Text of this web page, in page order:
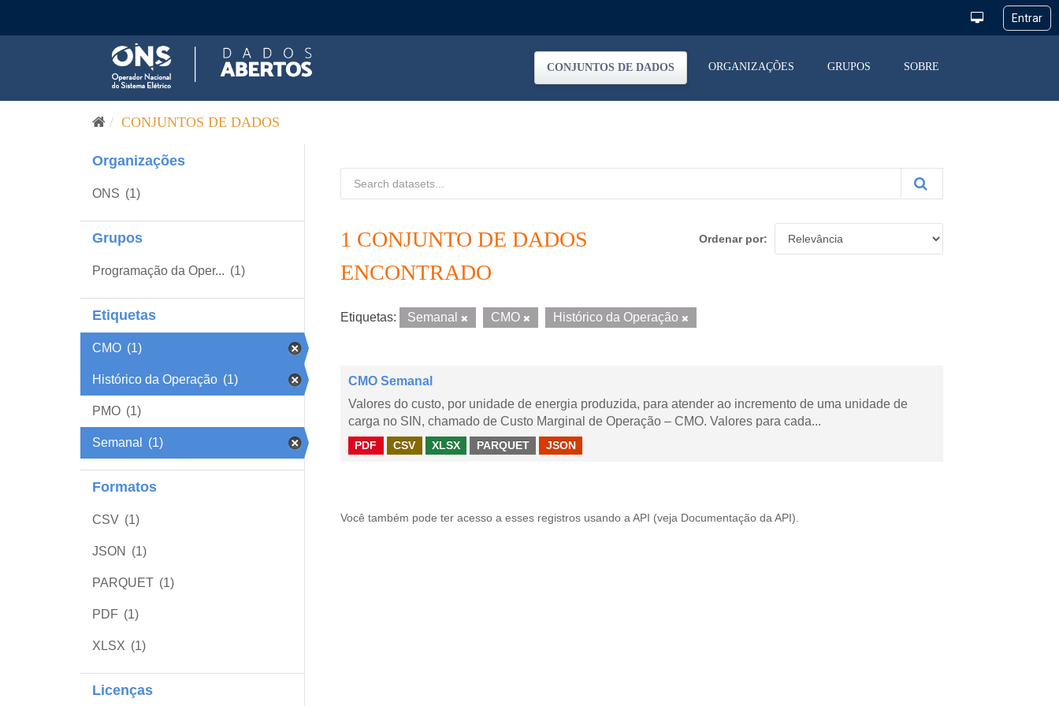
CONJUNTOS DE DADOS ORGANIZAÇÕES GRUPOS SOBRE
CONJUNTOS DE DADOS
Organizações
ONS (1)
Grupos
Programação da Oper... (1)
Etiquetas
CMO (1)
Histórico da Operação (1)
PMO (1)
Semanal (1)
Formatos
CSV (1)
JSON (1)
PARQUET (1)
PDF (1)
XLSX (1)
Licenças
Ordenar por
1 CONJUNTO DE DADOS
ENCONTRADO
Etiquetas: Semanal CMO Histórico da Operação
CMO Semanal
Valores do custo, por unidade de energia produzida, para atender ao incremento de uma unidade de
carga no SIN, chamado de Custo Marginal de Operação – CMO. Valores para cada...
PDF CSV XLSX PARQUET JSON
Você também pode ter acesso a esses registros usando a API (veja Documentação da API ).